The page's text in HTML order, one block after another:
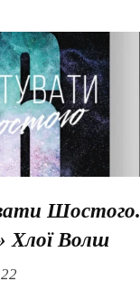
Шостого.
Хлої Волш
22